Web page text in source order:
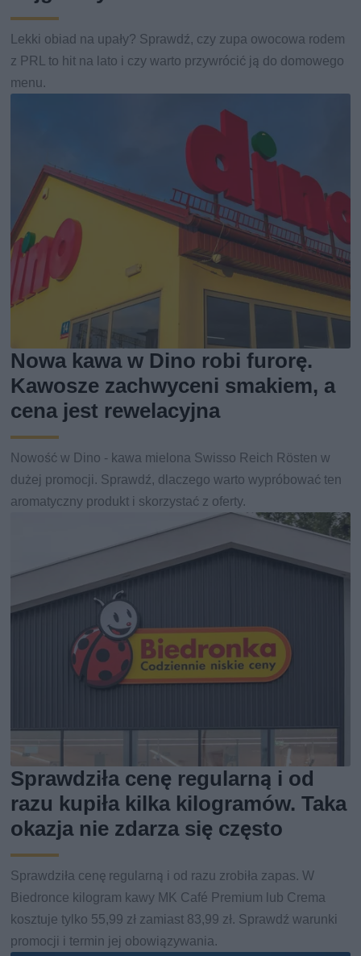
Lekki obiad na upały? Sprawdź, czy zupa owocowa rodem
z PRL to hit na lato i czy warto przywrócić ją do domowego
menu.
Nowa kawa w Dino robi furorę.
Kawosze zachwyceni smakiem, a
cena jest rewelacyjna
Nowość w Dino - kawa mielona Swisso Reich Rösten w
dużej promocji. Sprawdź, dlaczego warto wypróbować ten
aromatyczny produkt i skorzystać z oferty.
Sprawdziła cenę regularną i od
razu kupiła kilka kilogramów. Taka
okazja nie zdarza się często
Sprawdziła cenę regularną i od razu zrobiła zapas. W
Biedronce kilogram kawy MK Café Premium lub Crema
kosztuje tylko 55,99 zł zamiast 83,99 zł. Sprawdź warunki
promocji i termin jej obowiązywania.